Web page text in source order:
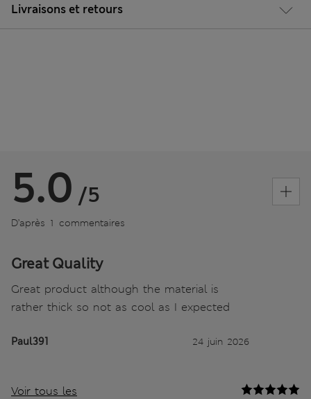
Livraisons et retours
5.0 /5
D’après 1 commentaires
Great Quality
Great product although the material is
rather thick so not as cool as I expected
Paul391 24 juin 2026
Voir tous les